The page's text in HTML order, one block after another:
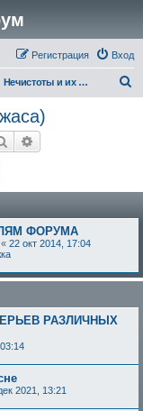
Вход
Регистрация
Нечистоты и их удаление (наджаса)
Поиск
ФОРУМА
« 22 окт 2014, 17:04
РАЗЛИЧНЫХ
2021, 13:21